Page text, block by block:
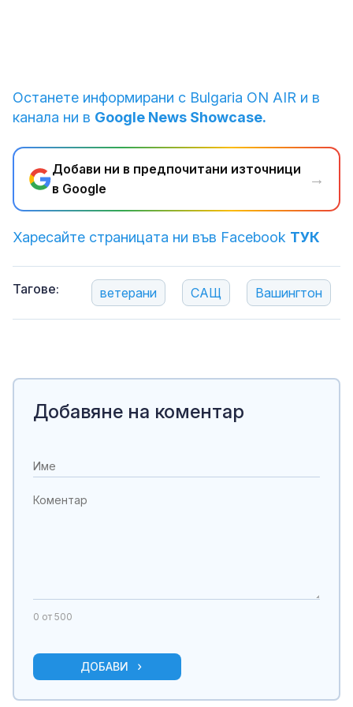
Останете информирани с Bulgaria ON AIR и в
канала ни в Google News Showcase.
Добави ни в предпочитани източници
в Google
→
Харесайте страницата ни във Facebook ТУК
Тагове: ветерани САЩ Вашингтон
Добавяне на коментар
0 от 500
ДОБАВИ